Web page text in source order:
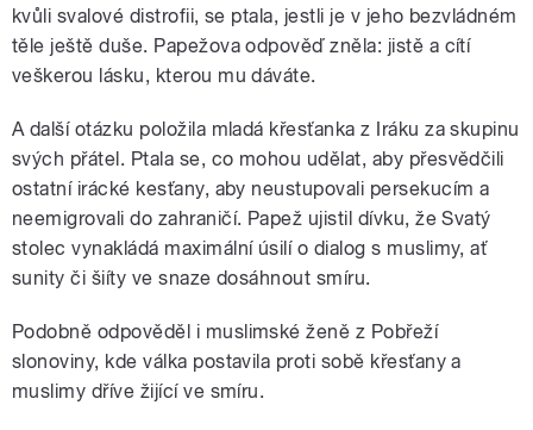
kvůli svalové distrofii, se ptala, jestli je v jeho bezvládném
těle ještě duše. Papežova odpověď zněla: jistě a cítí
veškerou lásku, kterou mu dáváte.
A další otázku položila mladá křesťanka z Iráku za skupinu
svých přátel. Ptala se, co mohou udělat, aby přesvědčili
ostatní irácké kesťany, aby neustupovali persekucím a
neemigrovali do zahraničí. Papež ujistil dívku, že Svatý
stolec vynakládá maximální úsilí o dialog s muslimy, ať
sunity či šiíty ve snaze dosáhnout smíru.
Podobně odpověděl i muslimské ženě z Pobřeží
slonoviny, kde válka postavila proti sobě křesťany a
muslimy dříve žijící ve smíru.